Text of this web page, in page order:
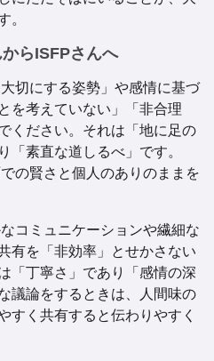
。
らISFPさんへ
切にする姿勢」や感情に基づ
を考えていない」「非合理
ください。それは「地に足の
「素直な道しるべ」です。
の賢さと個人のありのままを
コミュニケーションや繊細な
有を「非効率」とせかさない
「丁寧さ」であり「感情の深
議論をするときは、人間味の
すく共有すると伝わりやすく